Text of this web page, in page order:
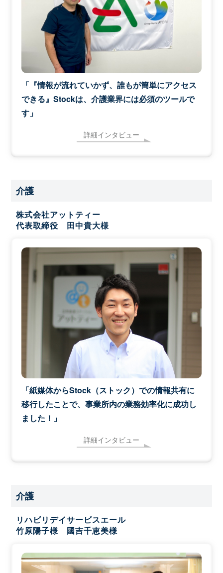
「『情報が流れていかず、誰もが簡単にアクセス
できる』Stockは、介護業界には必須のツールで
す」
詳細インタビュー
介護
株式会社アットティー
代表取締役 田中貴大様
「紙媒体からStock（ストック）での情報共有に
移行したことで、事業所内の業務効率化に成功し
ました！」
詳細インタビュー
介護
リハビリデイサービスエール
竹原陽子様 國吉千恵美様